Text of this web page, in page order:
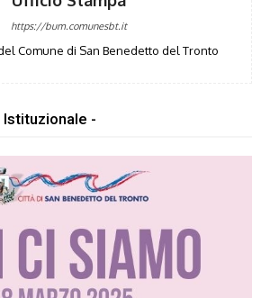
https://bum.comunesbt.it
Comune di San Benedetto del Tronto
Istituzionale -